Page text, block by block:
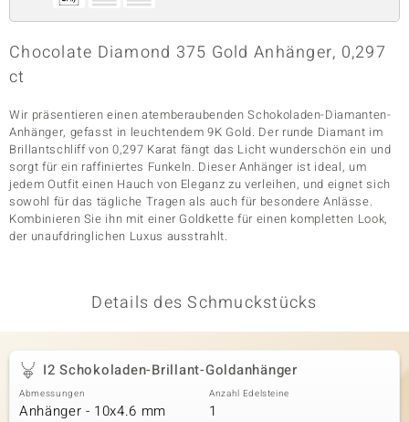
Classics
Chocolate Diamond 375 Gold Anhänger, 0,297
ct
Wir präsentieren einen atemberaubenden Schokoladen-Diamanten-
Anhänger, gefasst in leuchtendem 9K Gold. Der runde Diamant im
Brillantschliff von 0,297 Karat fängt das Licht wunderschön ein und
sorgt für ein raffiniertes Funkeln. Dieser Anhänger ist ideal, um
jedem Outfit einen Hauch von Eleganz zu verleihen, und eignet sich
sowohl für das tägliche Tragen als auch für besondere Anlässe.
Kombinieren Sie ihn mit einer Goldkette für einen kompletten Look,
der unaufdringlichen Luxus ausstrahlt.
Details des Schmuckstücks
I2 Schokoladen-Brillant-Goldanhänger
Abmessungen
Anhänger - 10x4.6 mm
Anzahl Edelsteine
1